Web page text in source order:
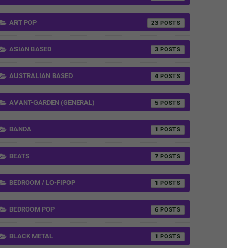
ART POP 23
ASIAN BASED 3
AUSTRALIAN BASED 4
AVANT-GARDEN (GENERAL) 5
BANDA 1
BEATS 7
BEDROOM / LO-FIPOP 1
BEDROOM POP 6
BLACK METAL 1